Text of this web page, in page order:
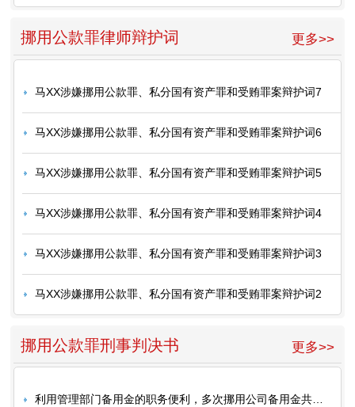
更多>>
挪用公款罪律师辩护词
马XX涉嫌挪用公款罪、私分国有资产罪和受贿罪案辩护词7
马XX涉嫌挪用公款罪、私分国有资产罪和受贿罪案辩护词6
马XX涉嫌挪用公款罪、私分国有资产罪和受贿罪案辩护词5
马XX涉嫌挪用公款罪、私分国有资产罪和受贿罪案辩护词4
马XX涉嫌挪用公款罪、私分国有资产罪和受贿罪案辩护词3
马XX涉嫌挪用公款罪、私分国有资产罪和受贿罪案辩护词2
更多>>
挪用公款罪刑事判决书
利用管理部门备用金的职务便利，多次挪用公司备用金共计人民币22万余元